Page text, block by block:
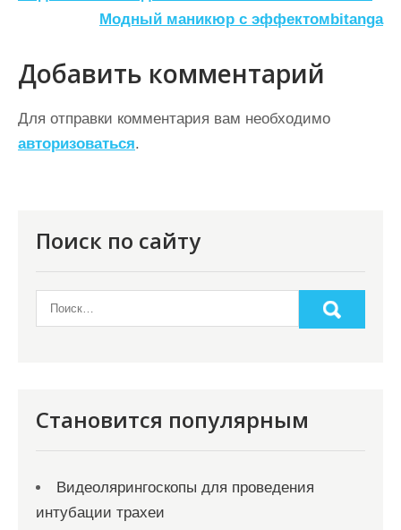
и
г
а
м
Модный маникюр с эффектомbitanga
Добавить комментарий
Для отправки комментария вам необходимо
авторизоваться.
Поиск по сайту
Становится популярным
Видеолярингоскопы для проведения
интубации трахеи